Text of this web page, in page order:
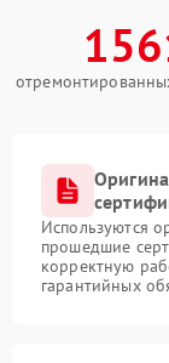
Используются
прошедшие
корректную
гарантийных